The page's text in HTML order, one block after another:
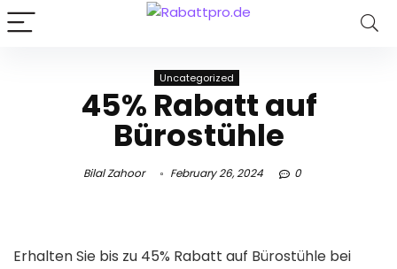
Uncategorized
45% Rabatt auf
Bürostühle
Bilal Zahoor February 26, 2024 0
Erhalten Sie bis zu 45% Rabatt auf Bürostühle bei